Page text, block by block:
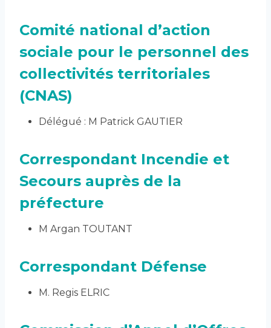
Comité national d’action
sociale pour le personnel des
collectivités territoriales
(CNAS)
Délégué : M Patrick GAUTIER
Correspondant Incendie et
Secours auprès de la
préfecture
M Argan TOUTANT
Correspondant Défense
M. Regis ELRIC